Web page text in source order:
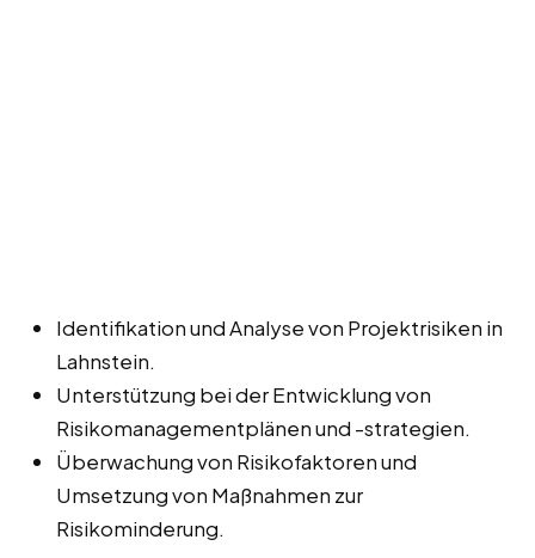
Identifikation und Analyse von Projektrisiken in
Lahnstein.
Unterstützung bei der Entwicklung von
Risikomanagementplänen und -strategien.
Überwachung von Risikofaktoren und
Umsetzung von Maßnahmen zur
Risikominderung.